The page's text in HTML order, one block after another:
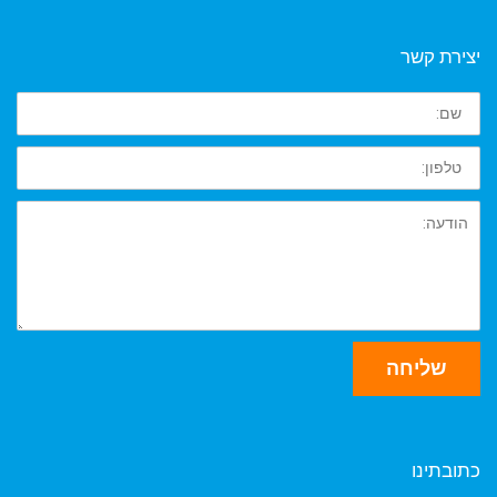
יצירת קשר
שם
טלפון
הודעה
שליחה
כתובתינו